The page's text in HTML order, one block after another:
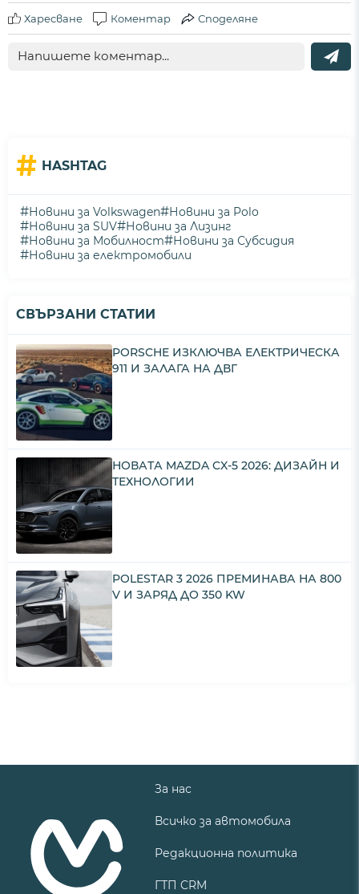
Харесване Коментар Споделяне
# HASHTAG
#Новини за Volkswagen#Новини за Polo
#Новини за SUV#Новини за Лизинг
#Новини за Мобилност#Новини за Субсидия
#Новини за електромобили
СВЪРЗАНИ СТАТИИ
PORSCHE ИЗКЛЮЧВА ЕЛЕКТРИЧЕСКА
911 И ЗАЛАГА НА ДВГ
НОВАТА MAZDA CX-5 2026: ДИЗАЙН И
ТЕХНОЛОГИИ
POLESTAR 3 2026 ПРЕМИНАВА НА 800
V И ЗАРЯД ДО 350 KW
За нас
Всичко за автомобила
Редакционна политика
ГТП CRM